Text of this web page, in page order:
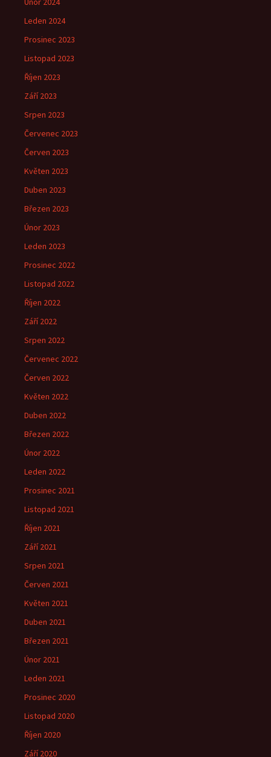
Leden 2024
Prosinec 2023
Listopad 2023
Říjen 2023
Září 2023
Srpen 2023
Červenec 2023
Červen 2023
Květen 2023
Duben 2023
Březen 2023
Únor 2023
Leden 2023
Prosinec 2022
Listopad 2022
Říjen 2022
Září 2022
Srpen 2022
Červenec 2022
Červen 2022
Květen 2022
Duben 2022
Březen 2022
Únor 2022
Leden 2022
Prosinec 2021
Listopad 2021
Říjen 2021
Září 2021
Srpen 2021
Červen 2021
Květen 2021
Duben 2021
Březen 2021
Únor 2021
Leden 2021
Prosinec 2020
Listopad 2020
Říjen 2020
Září 2020